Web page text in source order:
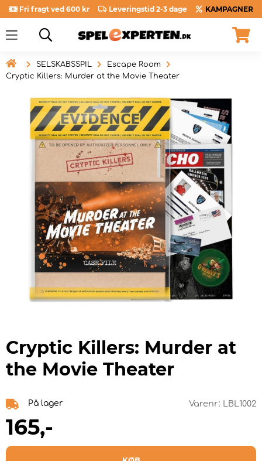
Fri fragt ved 600 kr Leveringstid 2-3 dage KAMPAGNER
 SELSKABSSPIL
Escape Room
Cryptic Killers: Murder at the Movie Theater
Cryptic Killers: Murder at
the Movie Theater
På lager Varenr: LBL1002
165,-